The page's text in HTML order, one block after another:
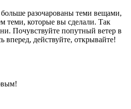
больше разочарованы теми вещами,
теми, которые вы сделали. Так
Почувствуйте попутный ветер в
вперед, действуйте, открывайте!